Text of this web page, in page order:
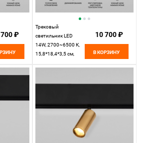
₽
Трековый
светильник LED
14W, 2700~6500 К,
15,8*18,4*3,5 см,
10 700 ₽
В КОРЗИНУ